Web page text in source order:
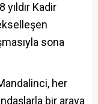
Kadir
sona
her
bir araya